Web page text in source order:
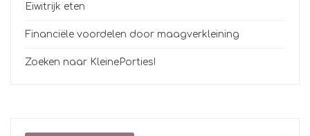
Eiwitrijk eten
Financiële voordelen door maagverkleining
Zoeken naar KleinePorties!